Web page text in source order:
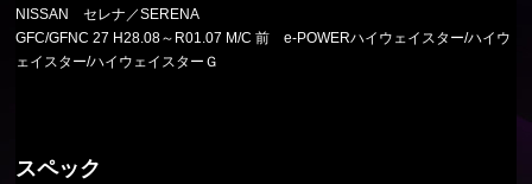
NISSAN セレナ／SERENA
GFC/GFNC 27 H28.08～R01.07 M/C 前 e-POWERハイウェイスター/ハイウ
ェイスター/ハイウェイスターＧ
スペック